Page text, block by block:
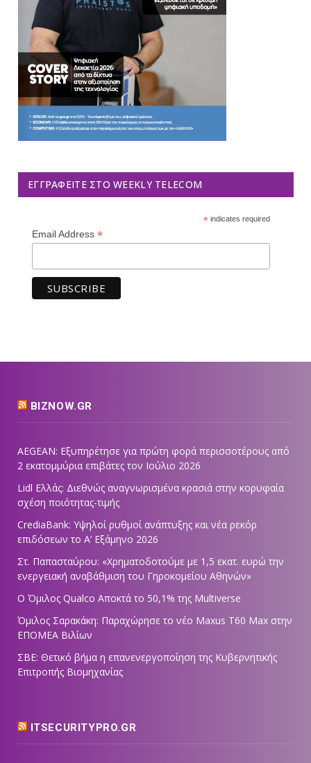
ΕΓΓΡΑΦΕΊΤΕ ΣΤΟ WEEKLY TELECOM
*indicates required
Email Address *
BIZNOW.GR
AEGEAN: Εξυπηρέτησε για πρώτη φορά περισσοτέρους από
2 εκατομμύρια επιβάτες τον Ιούλιο 2026
Lidl Ελλάς: Διεθνώς αναγνωρισμένα κρασιά στην κορυφαία
σχέση ποιότητας-τιμής
CrediaBank: Υψηλοί ρυθμοί ανάπτυξης και νέα ρεκόρ
επιδόσεων το Α’ Εξάμηνο 2026
Στ. Παπασταύρου: «Χρηματοδοτούμε με 1,5 εκατ. ευρώ την
ενεργειακή αναβάθμιση του Γηροκομείου Αθηνών»
Ο Όμιλος Qualco Αποκτά το 50,1% της Multiverse
Όμιλος Σαρακάκη: Παραχώρησε το νέο Maxus T60 Max στην
ΕΠΟΜΕΑ Βιλίων
ΣΒΕ: Θετικό βήμα η επανενεργοποίηση της Κυβερνητικής
Επιτροπής Βιομηχανίας
ITSECURITYPRO.GR